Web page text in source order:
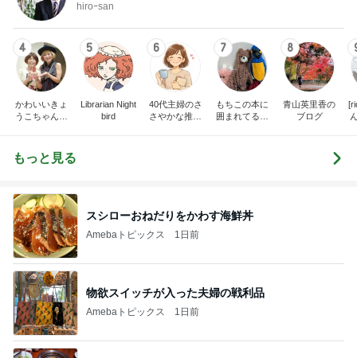
hiroｰsan
4
かわいいきょ
うこちゃんブ
5
Librarian Night
bird
6
40代主婦のさ
さやかな推し
7
もちこの本に
囲まれてるブ
8
青山英里香の
ブログ
もっと見る
スシローおねだりをかわす海鮮丼
Amebaトピックス 1日前
物欲スイッチが入った夫婦の戦利品
Amebaトピックス 1日前